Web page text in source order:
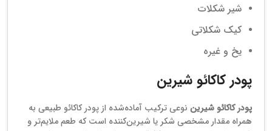
شیر شکلات
کیک شکلاتی
یخ و غیره
پودر کاکائو شیرین
پودر کاکائو شیرین نوعی ترکیب آماده‌شده از پودر کاکائو طبیعی به
همراه مقدار مشخصی شکر یا شیرین‌کننده است که طعم ملایم‌تر و